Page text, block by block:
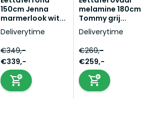
150cm Jenna
marmerlook wit...
Deliverytime
€349,-
€339,-
melamine 180cm
Tommy grij...
Deliverytime
€269,-
€259,-